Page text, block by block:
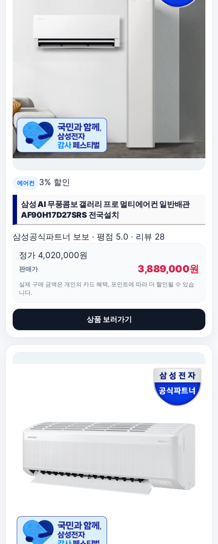
에어컨 3% 할인
삼성 AI 무풍콤보 갤러리 프로 멀티에어컨 일반배관
AF90H17D27SRS 전국설치
삼성공식파트너 보보 · 평점 5.0 · 리뷰 28
정가 4,020,000원
판매가 3,889,000원
실제 구매 금액은 개인의 카드 혜택, 포인트에 따라 더 할인될 수 있습
니다.
상품 보러가기